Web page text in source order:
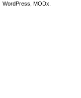
WordPress, MODx.